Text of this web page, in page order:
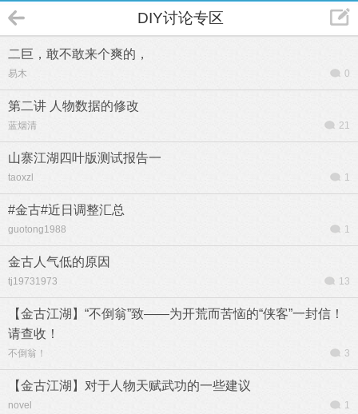
DIY讨论专区
二巨，敢不敢来个爽的，
易木 0
第二讲 人物数据的修改
蓝烟清 21
山寨江湖四叶版测试报告一
taoxzl 1
#金古#近日调整汇总
guotong1988 1
金古人气低的原因
tj19731973 13
【金古江湖】“不倒翁”致——为开荒而苦恼的“侠客”一封信！
请查收！
不倒翁！ 3
【金古江湖】对于人物天赋武功的一些建议
novel 1